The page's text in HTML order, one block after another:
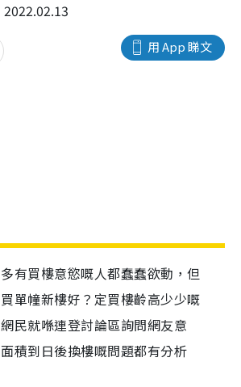
2022.02.13
用 App 睇文
有買樓意慾嘅人都蠢蠢欲動，但
單幢新樓好？定買樓齡高少少嘅
民就喺連登討論區詢問網友意
積到日後換樓嘅問題都有分析